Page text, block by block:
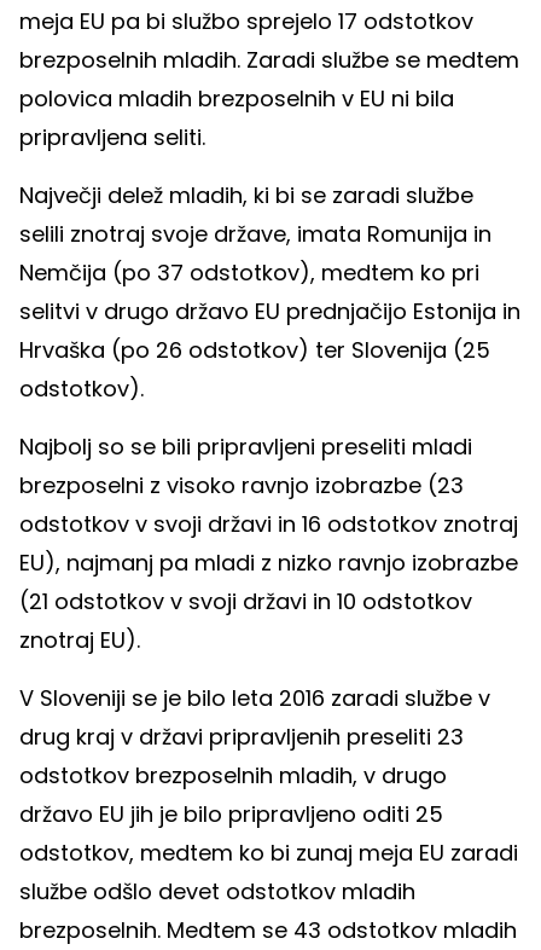
meja EU pa bi službo sprejelo 17 odstotkov
brezposelnih mladih. Zaradi službe se medtem
polovica mladih brezposelnih v EU ni bila
pripravljena seliti.
Največji delež mladih, ki bi se zaradi službe
selili znotraj svoje države, imata Romunija in
Nemčija (po 37 odstotkov), medtem ko pri
selitvi v drugo državo EU prednjačijo Estonija in
Hrvaška (po 26 odstotkov) ter Slovenija (25
odstotkov).
Najbolj so se bili pripravljeni preseliti mladi
brezposelni z visoko ravnjo izobrazbe (23
odstotkov v svoji državi in 16 odstotkov znotraj
EU), najmanj pa mladi z nizko ravnjo izobrazbe
(21 odstotkov v svoji državi in 10 odstotkov
znotraj EU).
V Sloveniji se je bilo leta 2016 zaradi službe v
drug kraj v državi pripravljenih preseliti 23
odstotkov brezposelnih mladih, v drugo
državo EU jih je bilo pripravljeno oditi 25
odstotkov, medtem ko bi zunaj meja EU zaradi
službe odšlo devet odstotkov mladih
brezposelnih. Medtem se 43 odstotkov mladih